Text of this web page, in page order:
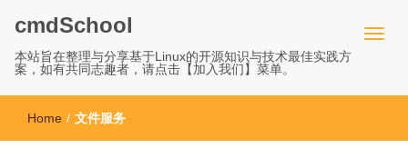
cmdSchool
本站旨在整理与分享基于Linux的开源知识与技术最佳实践方
案，如有共同志趣者，请点击【加入我们】菜单。
Home / 文件服务